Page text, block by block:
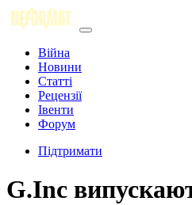
Війна
Новини
Статті
Рецензії
Івенти
Форум
Підтримати
G.Inc